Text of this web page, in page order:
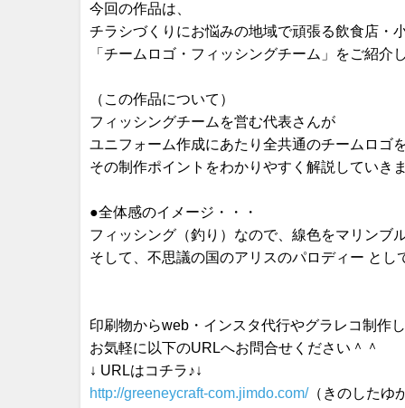
今回の作品は、
チラシづくりにお悩みの地域で頑張る飲食店・
「チームロゴ・フィッシングチーム」をご紹介
（この作品について）
フィッシングチームを営む代表さんが
ユニフォーム作成にあたり全共通のチームロゴ
その制作ポイントをわかりやすく解説していき
●全体感のイメージ・・・
フィッシング（釣り）なので、線色をマリンブ
そして、不思議の国のアリスのパロディー とし
印刷物からweb・インスタ代行やグラレコ制作
お気軽に以下のURLへお問合せください＾＾
↓ URLはコチラ♪↓
http://greeneycraft-com.jimdo.com/（きのしたゆ